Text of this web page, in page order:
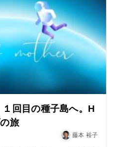
１回目の種子島へ。H
旅
藤本 裕子